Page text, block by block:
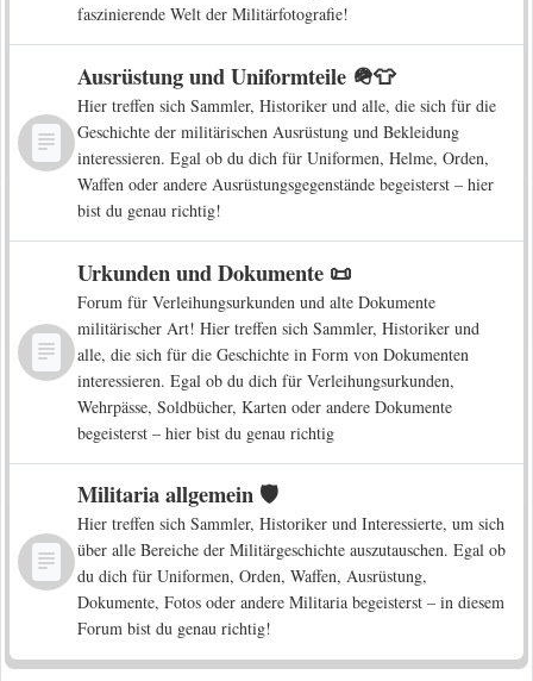
faszinierende Welt der Militärfotografie!
Ausrüstung und Uniformteile 🪖👕
Hier treffen sich Sammler, Historiker und alle, die sich für die
Geschichte der militärischen Ausrüstung und Bekleidung
interessieren. Egal ob du dich für Uniformen, Helme, Orden,
Waffen oder andere Ausrüstungsgegenstände begeisterst – hier
bist du genau richtig!
Urkunden und Dokumente 📜
Forum für Verleihungsurkunden und alte Dokumente
militärischer Art! Hier treffen sich Sammler, Historiker und
alle, die sich für die Geschichte in Form von Dokumenten
interessieren. Egal ob du dich für Verleihungsurkunden,
Wehrpässe, Soldbücher, Karten oder andere Dokumente
begeisterst – hier bist du genau richtig
Militaria allgemein 🛡️
Hier treffen sich Sammler, Historiker und Interessierte, um sich
über alle Bereiche der Militärgeschichte auszutauschen. Egal ob
du dich für Uniformen, Orden, Waffen, Ausrüstung,
Dokumente, Fotos oder andere Militaria begeisterst – in diesem
Forum bist du genau richtig!